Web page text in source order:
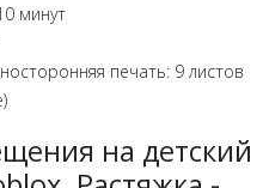
минут
печать: 9 листов
на детский